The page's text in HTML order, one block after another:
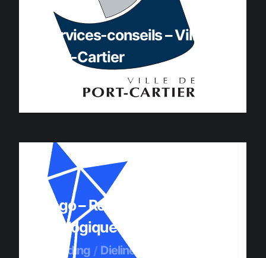
Services-conseils – Ville de
Port-Cartier
Services-conseils
Logo – Renard Bleu – Épicerie
écologique
Branding Dieline